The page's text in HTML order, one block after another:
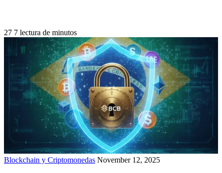
27 7 lectura de minutos
Blockchain y Criptomonedas November 12, 2025